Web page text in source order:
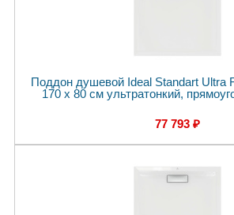
Поддон душевой Ideal Standart Ultra
170 x 80 см ультратонкий,
77 793 ₽